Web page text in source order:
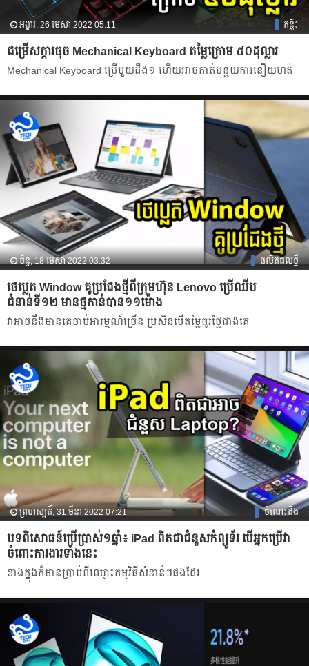
អង្គារ, 26 មេសា 2022 05:11 គន្លឹះ
ជម្រើសក្តារចុច Mechanical Keyboard តម្លៃក្រោម ៥០ដុល្លារ
Mechanical Keyboard ប្រើមួយដឹង១ ហើយអាចកាត់បន្ថយការនឿយហត់
ច័ន្ទ, 18 មេសា 2022 03:32 ផលិតផលថ្មី
ថេប្លេត Window គូប្រជែងថ្មីពីក្រុមហ៊ុន Lenovo ប្រើឈីប
ជំនាន់ទី១២ មានថ្មកាន់បាន១១ម៉ោង
វាអាចនឹងមានគេចាប់អារម្មណ៍ច្រើន​ ប្រសិនបើតម្លៃធូរថ្លៃជាងគេ
ព្រហស្បតិ៍, 31 មីនា 2022 07:21 ចំណេះដឹង
បទពិសោធន៍ប្រើប្រាស់១ឆ្នាំ៖ iPad ពិតជាជំនួសកំព្យូទ័រ បើអ្នកប្រើវា
ចំពោះការងារទាំងនេះ
ខាងក្នុងក៏មានប្រាប់ពីឈ្មោះកម្មវិធីសំខាន់ៗផងដែរ